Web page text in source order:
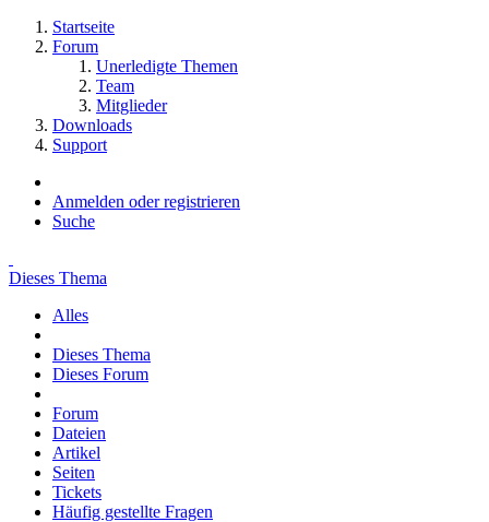
Startseite
Forum
Unerledigte Themen
Team
Mitglieder
Downloads
Support
Anmelden oder registrieren
Suche
Dieses Thema
Alles
Dieses Thema
Dieses Forum
Forum
Dateien
Artikel
Seiten
Tickets
Häufig gestellte Fragen